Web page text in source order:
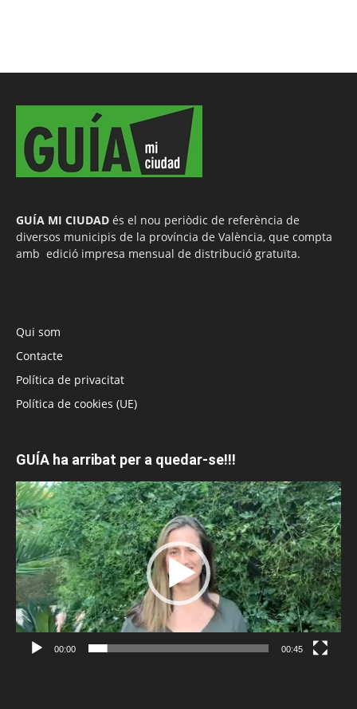
GUÍA MI CIUDAD és el nou periòdic de referència de
diversos municipis de la província de València, que compta
amb edició impresa mensual de distribució gratuïta.
Qui som
Contacte
Política de privacitat
Política de cookies (UE)
GUÍA ha arribat per a quedar-se!!!
Reproductor
de
vídeo
00:00 00:45